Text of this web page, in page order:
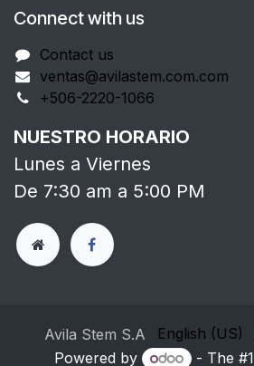
Connect with us
Contact us
ventas@avilastem.com.com
+506-2220-1066
NUESTRO HORARIO
Lunes a Viernes
De 7:30 am a 5:00 PM
Avila Stem S.A English (US)
Powered by
- The #1